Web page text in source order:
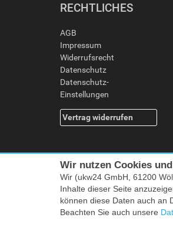
RECHTLICHES
AGB
Impressum
Widerrufsrecht
Datenschutz
Datenschutz-
Einstellungen
Vertrag widerrufen
Wir nutzen Cookies
Wir (ukw24 GmbH, 61200
Inhalte dieser Seite
können diese Daten auch an
Beachten Sie auch unsere